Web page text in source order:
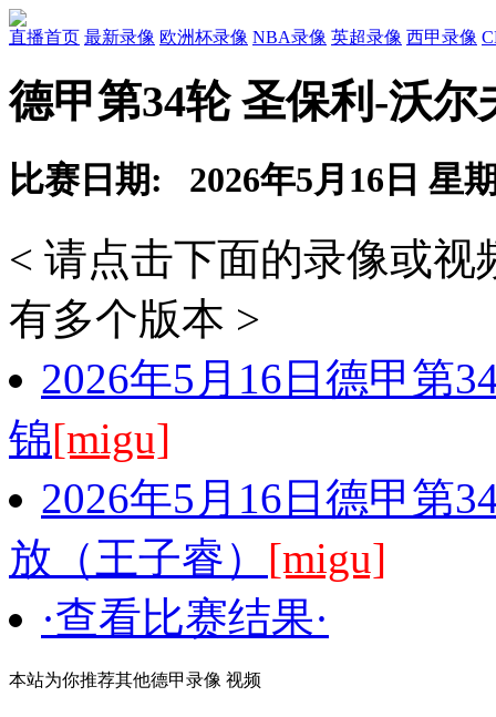
直播首页 最新录像 欧洲杯录像 NBA录像 英超录像 西甲录像
德甲第34轮 圣保利-沃
比赛日期: 2026年5月16日 星
< 请点击下面的录像或
有多个版本 >
2026年5月16日德甲第
锦[migu]
2026年5月16日德甲第
放（王子睿） [migu]
·查看比赛结果·
本站为你推荐其他德甲录像 视频